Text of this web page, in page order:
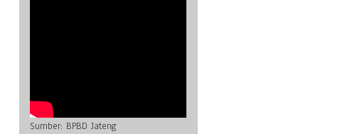
Sumber: BPBD Jateng